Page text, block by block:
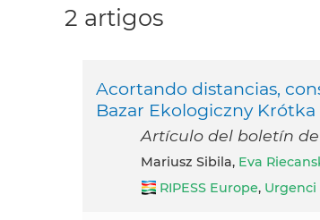
2 artigos
Acortando distancias,
Bazar Ekologiczny Krótka
Artículo del boletín
Mariusz Sibila, Eva
RIPESS Europe, Urgenci